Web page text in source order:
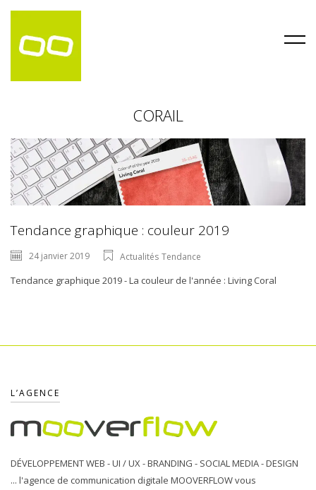
CORAIL
Tendance graphique : couleur 2019
24 janvier 2019 Actualités Tendance
Tendance graphique 2019 - La couleur de l'année : Living Coral
L’AGENCE
DÉVELOPPEMENT WEB - UI / UX - BRANDING - SOCIAL MEDIA - DESIGN
... l'agence de communication digitale MOOVERFLOW vous